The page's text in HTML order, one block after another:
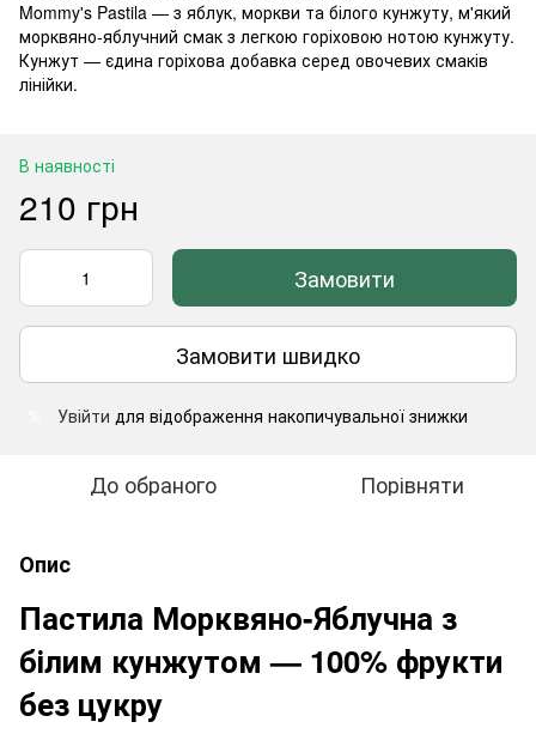
Mommy's Pastila — з яблук, моркви та білого кунжуту, м'який
морквяно-яблучний смак з легкою горіховою нотою кунжуту.
Кунжут — єдина горіхова добавка серед овочевих смаків
лінійки.
В наявності
210 грн
Замовити
Замовити швидко
Увійти для відображення накопичувальної знижки
До обраного Порівняти
Опис
Пастила Морквяно-Яблучна з
білим кунжутом — 100% фрукти
без цукру